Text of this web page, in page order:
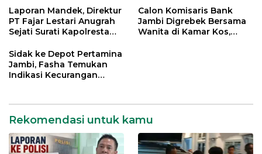
Laporan Mandek, Direktur
PT Fajar Lestari Anugrah
Sejati Surati Kapolresta
Calon Komisaris Bank
Jambi Digrebek Bersama
Wanita di Kamar Kos,
Sidak ke Depot Pertamina
Jambi, Fasha Temukan
Indikasi Kecurangan
Rekomendasi untuk kamu